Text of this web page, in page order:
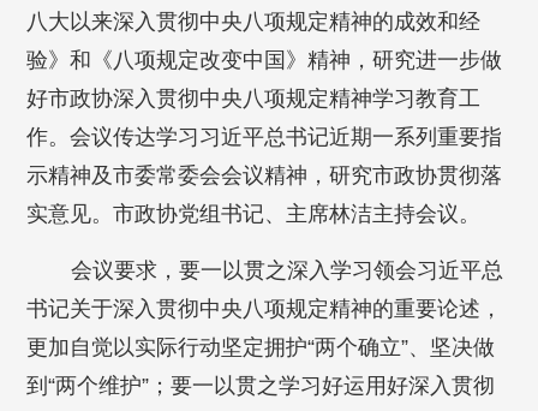
八大以来深入贯彻中央八项规定精神的成效和经
验》和《八项规定改变中国》精神，研究进一步做
好市政协深入贯彻中央八项规定精神学习教育工
作。会议传达学习习近平总书记近期一系列重要指
示精神及市委常委会会议精神，研究市政协贯彻落
实意见。市政协党组书记、主席林洁主持会议。
会议要求，要一以贯之深入学习领会习近平总
书记关于深入贯彻中央八项规定精神的重要论述，
更加自觉以实际行动坚定拥护“两个确立”、坚决做
到“两个维护”；要一以贯之学习好运用好深入贯彻